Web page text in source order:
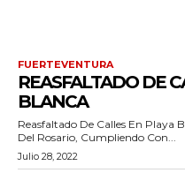
FUERTEVENTURA
REASFALTADO DE
BLANCA
Reasfaltado De Calles En
Del Rosario, Cumpliendo Con...
Julio 28, 2022